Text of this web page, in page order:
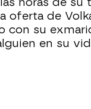
oferta de
con su
en su